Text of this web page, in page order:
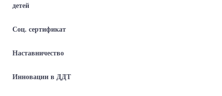
детей
Соц. сертификат
Наставничество
Инновации в ДДТ